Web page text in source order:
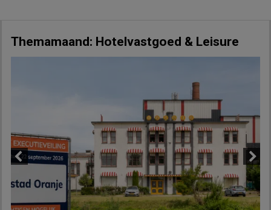
Themamaand: Hotelvastgoed & Leisure
Next